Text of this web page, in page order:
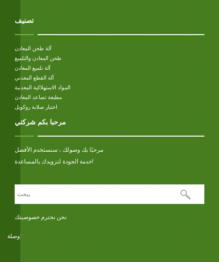
تصنيف
آلة طحن المعادن
طحن المعادن والتلميع
آلة تلميع المعادن
آلة القطع المعدني
المواد الاستهلاكية المعدنية
مطبعة تصاعد المعادن
اختبار صلابة روكويل
مرحبا بكم شركتي
مرحبًا بك وصولك ، سنستخدم الأفضل
خدمة الجودة لتزويدك بالمساعدة!
نحن نحترم خصوصيتك
وصلة: